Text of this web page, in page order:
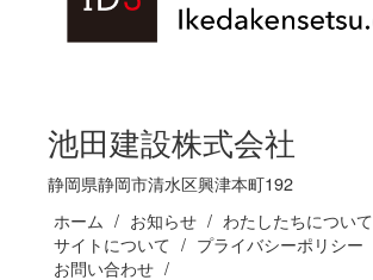
池田建設株式会社
静岡県静岡市清水区興津本町192
ホーム
お知らせ
わたしたちについて
サイトについて
プライバシーポリシー
お問い合わせ